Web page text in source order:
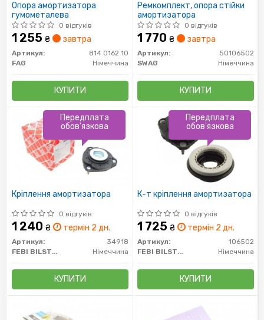
Опора амортизатора
гумометалева
0 відгуків
1 255 ₴ завтра
Артикул:
814 0162 10
FAG
Німеччина
КУПИТИ
Ремкомплект, опора стійки
амортизатора
0 відгуків
1 770 ₴ завтра
Артикул:
50106502
SWAG
Німеччина
КУПИТИ
Кріплення амортизатора
0 відгуків
1 240 ₴ термін 2 дн.
Артикул:
34918
FEBI BILSTEIN
Німеччина
КУПИТИ
Передплата
обов'язкова
К-т кріплення амортизатора
0 відгуків
1 725 ₴ термін 2 дн.
Артикул:
106502
FEBI BILSTEIN
Німеччина
КУПИТИ
Передплата
обов'язкова